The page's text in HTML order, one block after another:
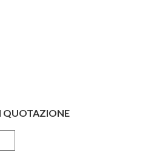
QUOTAZIONE